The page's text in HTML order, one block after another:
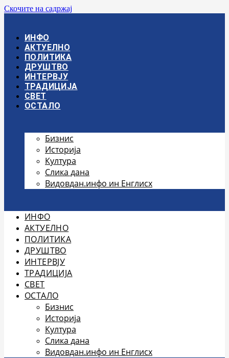
Скочите на садржај
ИНФО
АКТУЕЛНО
ПОЛИТИКА
ДРУШТВО
ИНТЕРВЈУ
ТРАДИЦИЈА
СВЕТ
ОСТАЛО
Бизнис
Историја
Култура
Слика дана
Видовдан.инфо ин Енглисх
ИНФО
АКТУЕЛНО
ПОЛИТИКА
ДРУШТВО
ИНТЕРВЈУ
ТРАДИЦИЈА
СВЕТ
ОСТАЛО
Бизнис
Историја
Култура
Слика дана
Видовдан.инфо ин Енглисх